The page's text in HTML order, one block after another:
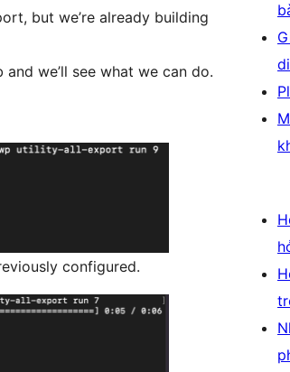
but we’re already building
we’ll see what we can do.
configured.